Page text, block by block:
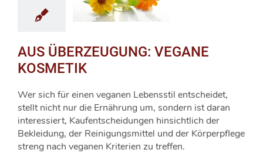
AUS ÜBERZEUGUNG: VEGANE
KOSMETIK
Wer sich für einen veganen Lebensstil entscheidet,
stellt nicht nur die Ernährung um, sondern ist daran
interessiert, Kaufentscheidungen hinsichtlich der
Bekleidung, der Reinigungsmittel und der Körperpflege
streng nach veganen Kriterien zu treffen.